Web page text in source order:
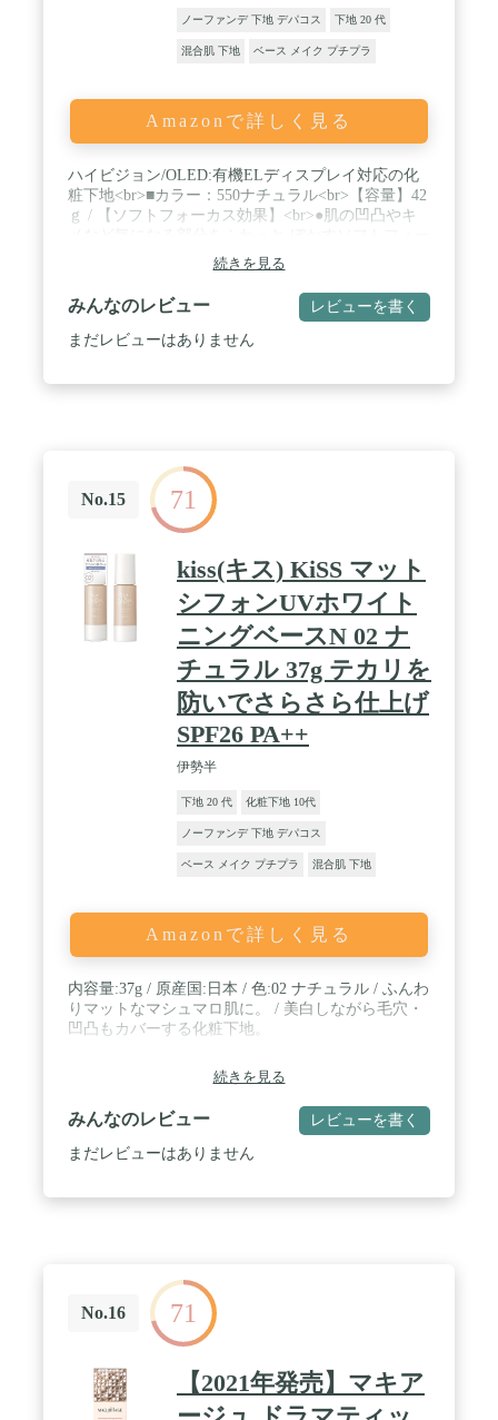
ノーファンデ 下地 デパコス 下地 20 代
混合肌 下地 ベース メイク プチプラ
Amazonで詳しく見る
ハイビジョン/OLED:有機ELディスプレイ対応の化
粧下地<br>■カラー：550ナチュラル<br>【容量】42
ｇ / 【ソフトフォーカス効果】<br>●肌の凹凸やキ
カス効果で、肌表面をより滑らかに見せ、さらにテ
カリを抑えます。 / 【SPF50+ PA+++（ノンケミカ
ル処方）】<br>●旧エンリッチングベース（SPF37
PA+++）から使用感やカバー力をそのままに紫外線
対策を強化しました。 / 【サスティナブルな保湿成
続きを見る
みんなのレビュー レビューを書く
まだレビューはありません
No.15 71
kiss(キス) KiSS マット
シフォンUVホワイト
ニングベースN 02 ナ
チュラル 37g テカリを
防いでさらさら仕上げ
SPF26 PA++
伊勢半
下地 20 代 化粧下地 10代
ノーファンデ 下地 デパコス
ベース メイク プチプラ 混合肌 下地
Amazonで詳しく見る
内容量:37g / 原産国:日本 / 色:02 ナチュラル / ふんわ
りマットなマシュマロ肌に。 / 美白しながら毛穴・
凹凸もカバーする化粧下地。
続きを見る
みんなのレビュー レビューを書く
まだレビューはありません
No.16 71
【2021年発売】マキア